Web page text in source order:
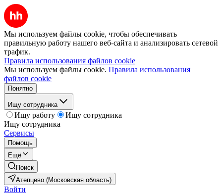
Мы используем файлы cookie, чтобы обеспечивать
правильную работу нашего веб-сайта и анализировать сетевой
трафик.
Правила использования файлов cookie
Мы используем файлы cookie. Правила использования
файлов cookie
Понятно
Ищу сотрудника
Ищу работу
Ищу сотрудника
Ищу сотрудника
Сервисы
Помощь
Ещё
Поиск
Атепцево (Московская область)
Войти